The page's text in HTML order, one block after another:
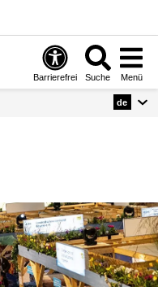
Barrierefrei Suche Menü
de